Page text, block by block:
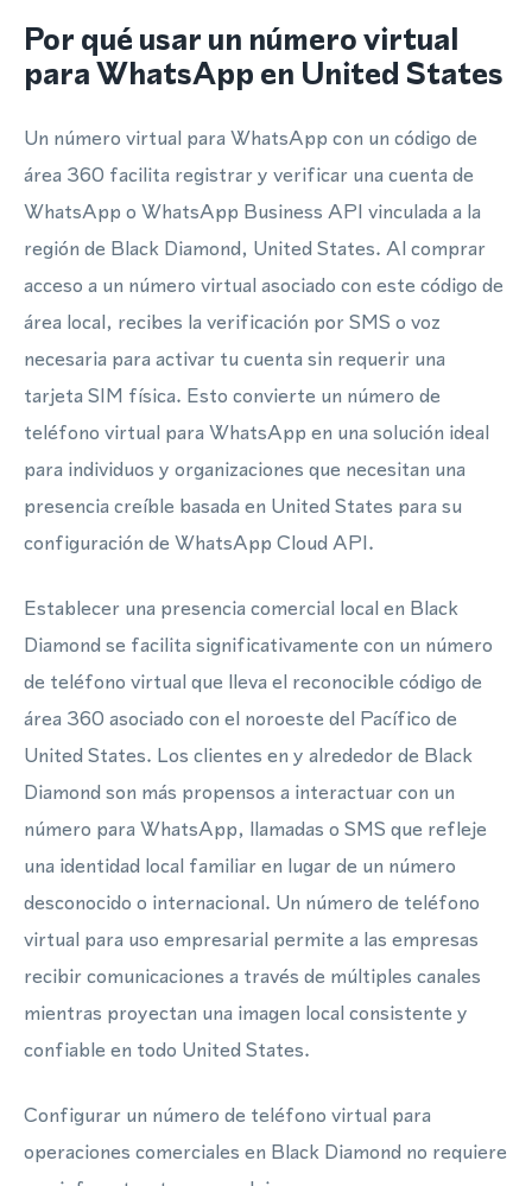
Por qué usar un número virtual
para WhatsApp en United States
Un número virtual para WhatsApp con un código de
área 360 facilita registrar y verificar una cuenta de
WhatsApp o WhatsApp Business API vinculada a la
región de Black Diamond, United States. Al comprar
acceso a un número virtual asociado con este código de
área local, recibes la verificación por SMS o voz
necesaria para activar tu cuenta sin requerir una
tarjeta SIM física. Esto convierte un número de
teléfono virtual para WhatsApp en una solución ideal
para individuos y organizaciones que necesitan una
presencia creíble basada en United States para su
configuración de WhatsApp Cloud API.
Establecer una presencia comercial local en Black
Diamond se facilita significativamente con un número
de teléfono virtual que lleva el reconocible código de
área 360 asociado con el noroeste del Pacífico de
United States. Los clientes en y alrededor de Black
Diamond son más propensos a interactuar con un
número para WhatsApp, llamadas o SMS que refleje
una identidad local familiar en lugar de un número
desconocido o internacional. Un número de teléfono
virtual para uso empresarial permite a las empresas
recibir comunicaciones a través de múltiples canales
mientras proyectan una imagen local consistente y
confiable en todo United States.
Configurar un número de teléfono virtual para
operaciones comerciales en Black Diamond no requiere